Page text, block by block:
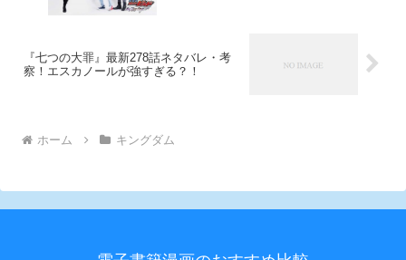
『七つの大罪』最新278話ネタバレ・考
察！エスカノールが強すぎる？！
ホーム キングダム